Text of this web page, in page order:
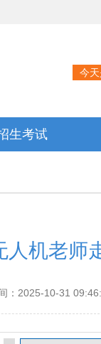
今天
生考试
机老师
：2025-10-31